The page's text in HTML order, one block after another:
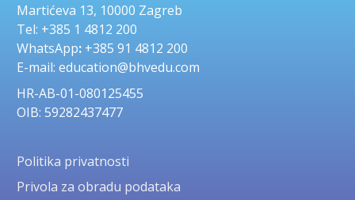
Martićeva 13, 10000 Zagreb
Tel: +385 1 4812 200
WhatsApp:+385 91 4812 200
E-mail: education@bhvedu.com
HR-AB-01-080125455
OIB: 59282437477
Politika privatnosti
Privola za obradu podataka